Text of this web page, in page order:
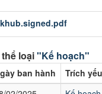
loại"Kế hoạch"
ban hành
Trích yếu